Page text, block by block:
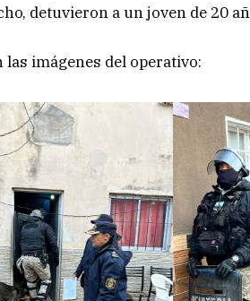
detuvieron a un joven de 20
las imágenes del operativo: